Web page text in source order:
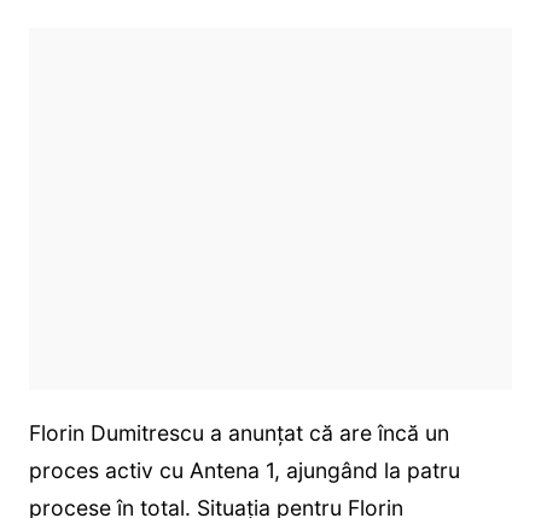
Florin Dumitrescu a anunțat că are încă un
proces activ cu Antena 1, ajungând la patru
procese în total. Situația pentru Florin